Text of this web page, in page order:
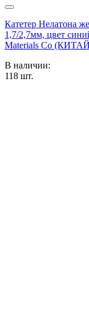
Катетер Нелатона
1,7/2,7мм, цвет
Materials Co
В наличии:
118 шт.